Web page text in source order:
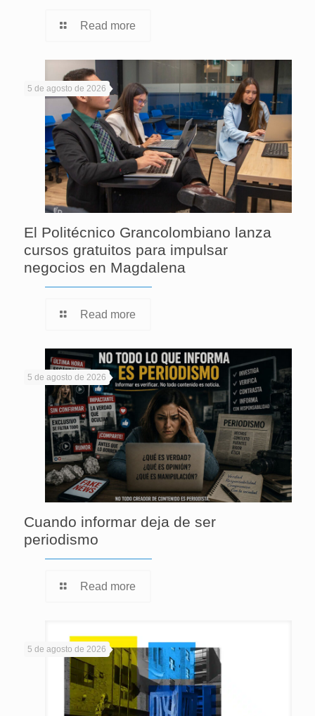
Read more
5 de agosto de 2026
El Politécnico Grancolombiano lanza
cursos gratuitos para impulsar
negocios en Magdalena
Read more
5 de agosto de 2026
Cuando informar deja de ser
periodismo
Read more
5 de agosto de 2026